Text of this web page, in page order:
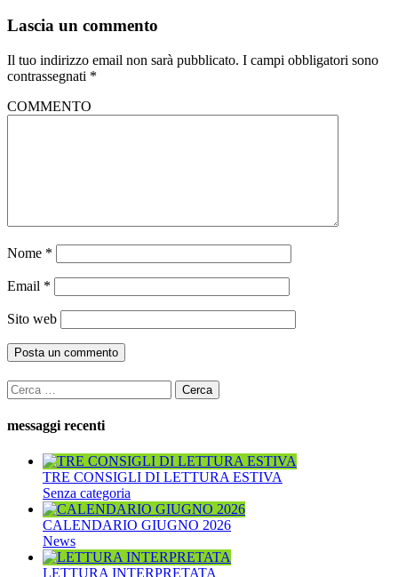
Lascia un commento
Il tuo indirizzo email non sarà pubblicato. I campi obbligatori sono
contrassegnati *
COMMENTO
Nome *
Email *
Sito web
Ricerca
per:
messaggi recenti
TRE CONSIGLI DI LETTURA ESTIVA
Senza categoria
CALENDARIO GIUGNO 2026
News
LETTURA INTERPRETATA